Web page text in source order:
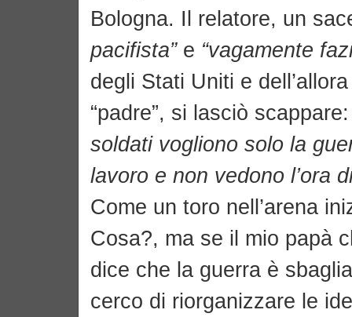
Bologna. Il relatore, un
pacifista”e “vagamente
degli Stati Uniti e
“padre”, si lasciò scappare:
soldati vogliono solo la
lavoro e non vedono l’ora
Come un toro nell’arena
Cosa?, ma se il mio papà
dice che la guerra è
cerco di riorganizzare le